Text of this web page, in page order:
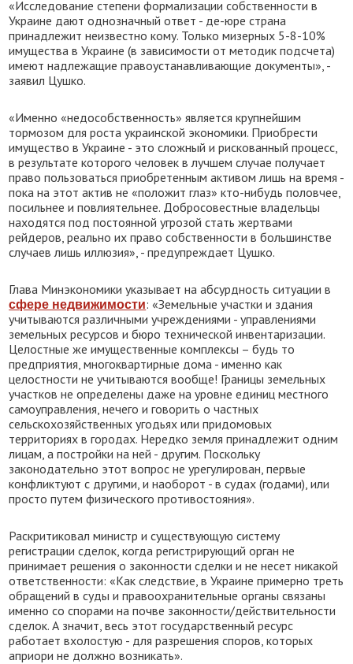
«Исследование степени формализации собственности в
Украине дают однозначный ответ - де-юре страна
принадлежит неизвестно кому. Только мизерных 5-8-10%
имущества в Украине (в зависимости от методик подсчета)
имеют надлежащие правоустанавливающие документы», -
заявил Цушко.
«Именно «недособственность» является крупнейшим
тормозом для роста украинской экономики. Приобрести
имущество в Украине - это сложный и рискованный процесс,
в результате которого человек в лучшем случае получает
право пользоваться приобретенным активом лишь на время -
пока на этот актив не «положит глаз» кто-нибудь половчее,
посильнее и повлиятельнее. Добросовестные владельцы
находятся под постоянной угрозой стать жертвами
рейдеров, реально их право собственности в большинстве
случаев лишь иллюзия», - предупреждает Цушко.
Глава Минэкономики указывает на абсурдность ситуации в
сфере недвижимости: «Земельные участки и здания
учитываются различными учреждениями - управлениями
земельных ресурсов и бюро технической инвентаризации.
Целостные же имущественные комплексы – будь то
предприятия, многоквартирные дома - именно как
целостности не учитываются вообще! Границы земельных
участков не определены даже на уровне единиц местного
самоуправления, нечего и говорить о частных
сельскохозяйственных угодьях или придомовых
территориях в городах. Нередко земля принадлежит одним
лицам, а постройки на ней - другим. Поскольку
законодательно этот вопрос не урегулирован, первые
конфликтуют с другими, и наоборот - в судах (годами), или
просто путем физического противостояния».
Раскритиковал министр и существующую систему
регистрации сделок, когда регистрирующий орган не
принимает решения о законности сделки и не несет никакой
ответственности: «Как следствие, в Украине примерно треть
обращений в суды и правоохранительные органы связаны
именно со спорами на почве законности/действительности
сделок. А значит, весь этот государственный ресурс
работает вхолостую - для разрешения споров, которых
априори не должно возникать».